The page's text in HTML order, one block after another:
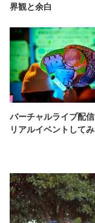
界観と余白
バーチャルライブ配
リアルイベントして